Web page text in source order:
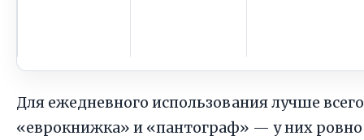
Для ежедневного использования лучше
«еврокнижка» и «пантограф» — у них